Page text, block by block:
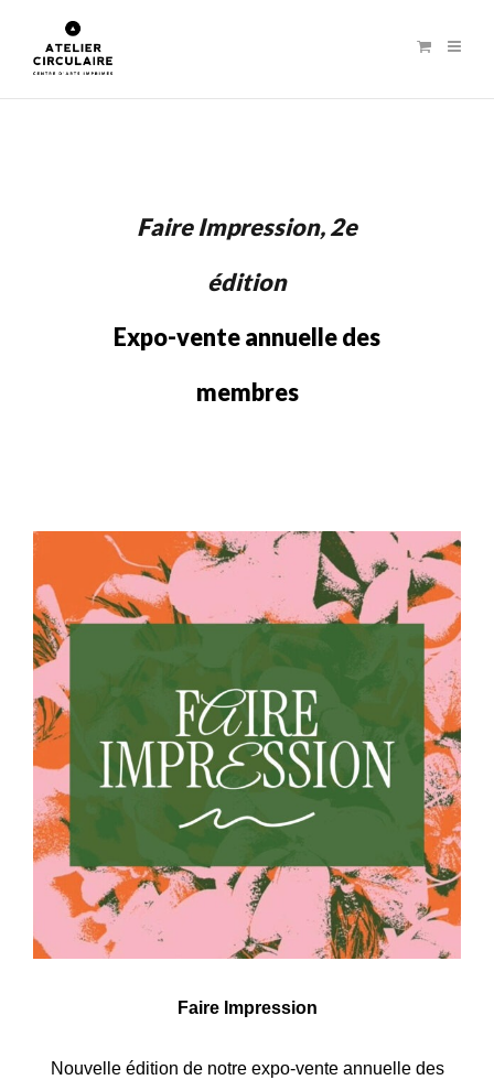
Faire Impression, 2e
édition
Expo-vente annuelle des
membres
Faire Impression
Nouvelle édition de notre expo-vente annuelle des